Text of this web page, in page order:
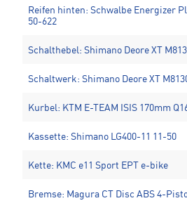
Reifen hinten: Schwalbe Energizer
50-622
Schalthebel: Shimano Deore XT
Schaltwerk: Shimano Deore XT
Kurbel: KTM E-TEAM ISIS 170mm
Kassette: Shimano LG400-11 11-50
Kette: KMC e11 Sport EPT e-bike
Bremse: Magura CT Disc ABS 4-